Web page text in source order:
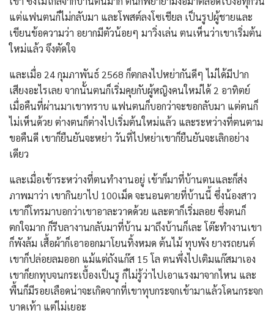
แต่แฟนตนก็ไม่กลับมา และโพสต์ลงโซเชียล เป็นรูปผู้ชายและ
เขียนข้อความว่า อยากมีตัวน้อยๆ มาวิ่งเล่น ตนเห็นว่าเขาเริ่มต้น
ใหม่แล้ว จึงตัดใจ
และเมื่อ 24 กุมภาพันธ์ 2568 ก็ตกลงไปหย่ากันดีๆ ไม่ได้มีปาก
เสียงอะไรเลย จากนั้นตนก็เริ่มคุยกับผู้หญิงคนใหม่ได้ 2 อาทิตย์
เมื่อคืนที่ผ่านมาเขาทราบ แฟนตนก็บอกว่าจะขอกลับมา แต่ตนก็
ไม่เห็นด้วย ต่างตนก็ต่างไปเริ่มต้นใหม่แล้ว และระหว่างที่ตนตาม
ขอคืนดี เขาก็ยืนยันจะหย่า วันที่ไปหย่าเขาก็ยืนยันจะเลิกอย่าง
เดียว
และเมื่อเช้าระหว่างที่ตนทำงานอยู่ เข้าก็มาที่บ้านตนและก็ส่ง
ภาพมาว่า เขากินยาไป 100เม็ด จะนอนตายที่บ้านนี้ ซึ่งน้องสาว
เขาก็โทรมาบอกว่าเขาอาละวาดด้วย และตาก็เริ่มลอย ซึ่งตนก็
ตกใจมาก ก็รีบลางานกลับมาที่บ้าน มาถึงบ้านก็เละ โต๊ะทำงานเขา
ก็พังล้ม เสื้อผ้าก็เอาออกมาโยนทิ้งหมด ต้นไม้ ทุบพัง ยางรถยนต์
เขาก็ปล่อยลมออก แม้แต่ถังแก๊ส 15 โล ตนพึ่งไปเติมแก๊สมาเอง
เขาก็ยกทุบจนกระเบื้องเป็นรู ก็ไม่รู้ว่าไปเอาแรงมาจากไหน และ
พื้นก็มีรอยเลือดน่าจะเกิดจากที่เขาทุบกระจกเข้ามาแล้วโดนกระจก
บาดเท้า แต่ไม่เยอะ